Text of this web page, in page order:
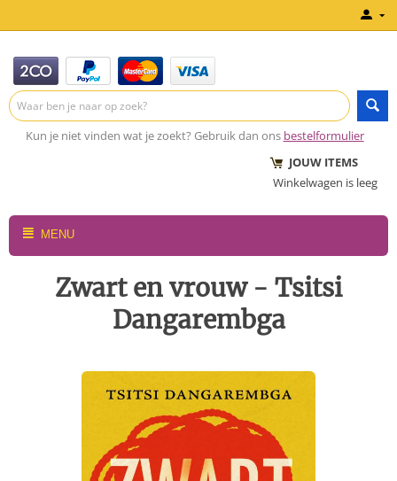
Kun je niet vinden wat je zoekt? Gebruik dan ons bestelformulier
JOUW ITEMS
Winkelwagen is leeg
MENU
Zwart en vrouw - Tsitsi
Dangarembga